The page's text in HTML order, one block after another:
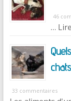
46
…
33 commentaires